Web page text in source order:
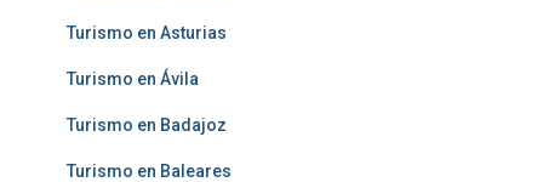
Turismo en Asturias
Turismo en Ávila
Turismo en Badajoz
Turismo en Baleares